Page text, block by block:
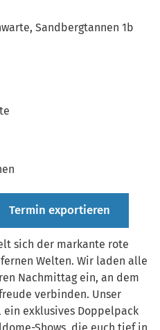
Sandbergtannen 1b
Termin exportieren
sich der markante rote
Welten. Wir laden alle
Nachmittag ein, an dem
verbinden. Unser
exklusives Doppelpack